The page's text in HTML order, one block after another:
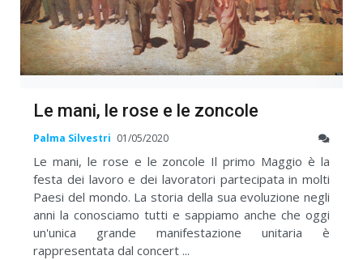
Le mani, le rose e le zoncole
Palma Silvestri 01/05/2020
Le mani, le rose e le zoncole Il primo Maggio è la
festa dei lavoro e dei lavoratori partecipata in molti
Paesi del mondo. La storia della sua evoluzione negli
anni la conosciamo tutti e sappiamo anche che oggi
un'unica grande manifestazione unitaria è
rappresentata dal concert ...